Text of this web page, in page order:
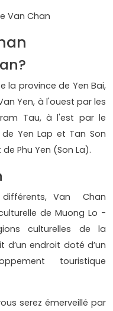
Van Chan
la province de Yen Bai,
Yen, à l'ouest par les
Tau, à l'est par le
Yen Lap et Tan Son
Phu Yen (Son La).
différents, Van Chan
de Muong Lo -
culturelles de la
d’un endroit doté d’un
touristique
serez émerveillé par